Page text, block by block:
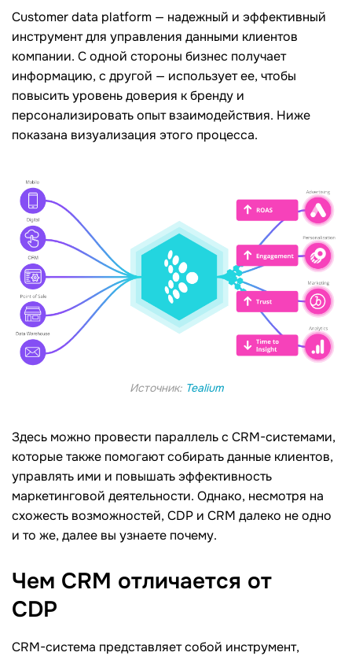
Сustomer data platform — надежный и эффективный
инструмент для управления данными клиентов
компании. С одной стороны бизнес получает
информацию, с другой — использует ее, чтобы
повысить уровень доверия к бренду и
персонализировать опыт взаимодействия. Ниже
показана визуализация этого процесса.
Источник: Tealium
Здесь можно провести параллель с CRM-системами,
которые также помогают собирать данные клиентов,
управлять ими и повышать эффективность
маркетинговой деятельности. Однако, несмотря на
схожесть возможностей, CDP и CRM далеко не одно
и то же, далее вы узнаете почему.
Чем CRM отличается от
CDP
CRM-система представляет собой инструмент,